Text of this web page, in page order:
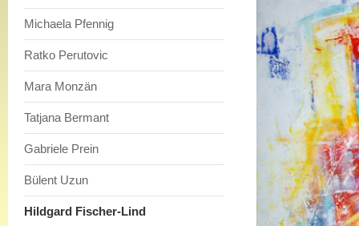
Michaela Pfennig
Ratko Perutovic
Mara Monzän
Tatjana Bermant
Gabriele Prein
Bülent Uzun
Hildgard Fischer-Lind